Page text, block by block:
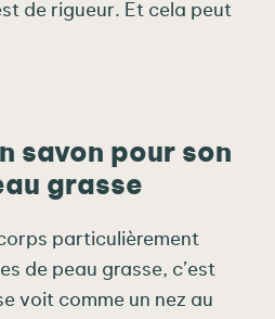
de rigueur. Et cela peut
savon pour son
grasse
particulièrement
de peau grasse, c’est
voit comme un nez au